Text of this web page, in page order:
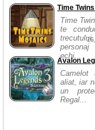
Time
Time
te
echi...
Avalon
Camelot
aliat, iar
un
Regal...